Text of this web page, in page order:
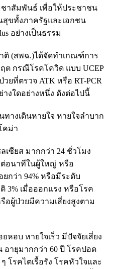
ชาสัมพันธ์ เพื่อให้ประชาชน
ขทั้งภาครัฐและเอกชน
อย่างเป็นธรรม
ติ (สพฉ.)ได้จัดทำเกณฑ์การ
ต กรณีโรคโควิด แบบ UCEP
ยที่ตรวจ ATK หรือ RT-PCR
งใดอย่างหนึ่ง ดังต่อไปนี้
างเดินหายใจ หายใจลำบาก
คม่า
เซียส มากกว่า 24 ชั่วโมง
ต่อนาทีในผู้ใหญ่ หรือ
กว่า 94% หรือมีระดับ
3% เมื่อออกแรง หรือโรค
อผู้ป่วยมีความเสี่ยงสูงตาม
หอบ หายใจเร็ว มีปัจจัยเสี่ยง
อายุมากกว่า 60 ปี โรคปอด
โรคไตเรื้อรัง โรคหัวใจและ